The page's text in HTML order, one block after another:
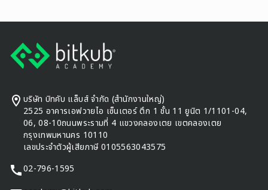
บริษัท บิทคับ แล็บส์ จำกัด (สำนักงานใหญ่)
2525 อาคารเอฟวายไอ เซ็นเตอร์ ตึก 1 ชั้น 11 ยูนิต 1/1101-04,
06, 08-10ถนนพระรามที่ 4 แขวงคลองเตย เขตคลองเตย
กรุงเทพมหานคร 10110
เลขประจำตัวผู้เสียภาษี 0105563043575
02-796-1595